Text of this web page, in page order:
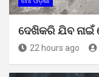
ଦେଖିକରି ଯିବ ନାଇଁ
22 hours ago